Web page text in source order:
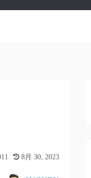
8月 30, 2023